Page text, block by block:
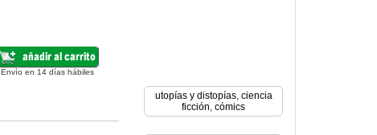
Envío en 14 días hábiles
utopías y distopías, ciencia
ficción, cómics